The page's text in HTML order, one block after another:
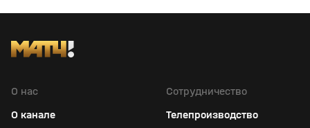
О нас
О канале
Сотрудничество
Телепроизводство